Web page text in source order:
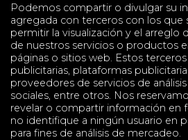
Podemos compartir o divulgar su
agregada con terceros con los que
permitir la visualización y el arreglo
de nuestros servicios o productos
páginas o sitios web. Estos
publicitarias, plataformas
proveedores de servicios de
sociales, entre otros. Nos
revelar o compartir información en
no identifique a ningún usuario en
para fines de análisis de mercadeo.